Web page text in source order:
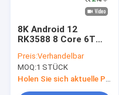
8K Android 12
RK3588 8 Core 6T
Computergerät
RS232 RS485 WIFI 5
Dual-Ethernet-Media-
Player-Box
Preis:Verhandelbar
MOQ:1 STÜCK